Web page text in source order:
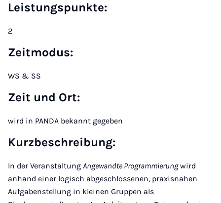
Leistungspunkte:
2
Zeitmodus:
WS & SS
Zeit und Ort:
wird in PANDA bekannt gegeben
Kurzbeschreibung:
In der Veranstaltung Angewandte Programmierungwird
anhand einer logisch abgeschlossenen, praxisnahen
Aufgabenstellung in kleinen Gruppen als